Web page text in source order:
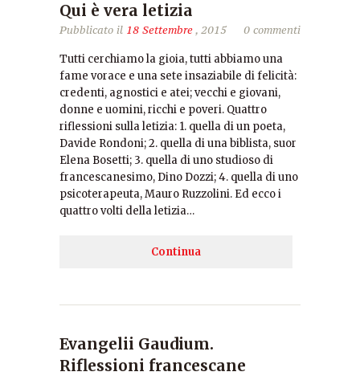
Qui è vera letizia
Pubblicato il 18 Settembre, 2015 0 commenti
Tutti cerchiamo la gioia, tutti abbiamo una
fame vorace e una sete insaziabile di felicità:
credenti, agnostici e atei; vecchi e giovani,
donne e uomini, ricchi e poveri. Quattro
riflessioni sulla letizia: 1. quella di un poeta,
Davide Rondoni; 2. quella di una biblista, suor
Elena Bosetti; 3. quella di uno studioso di
francescanesimo, Dino Dozzi; 4. quella di uno
psicoterapeuta, Mauro Ruzzolini. Ed ecco i
quattro volti della letizia…
Continua
Evangelii Gaudium.
Riflessioni francescane